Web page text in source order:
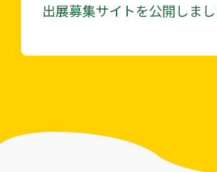
出展募集サイトを公開しまし